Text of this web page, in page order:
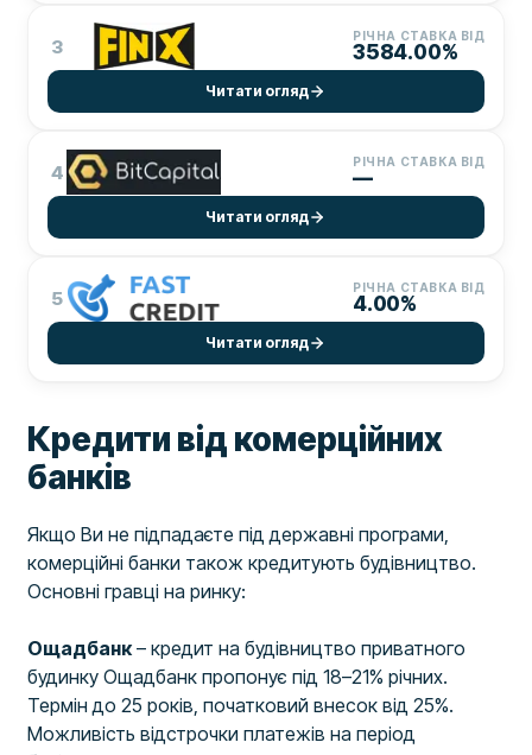
3 РІЧНА СТАВКА ВІД
3584.00%
Читати огляд
4 РІЧНА СТАВКА ВІД
—
Читати огляд
5 РІЧНА СТАВКА ВІД
4.00%
Читати огляд
Кредити від комерційних
банків
Якщо Ви не підпадаєте під державні програми,
комерційні банки також кредитують будівництво.
Основні гравці на ринку:
Ощадбанк– кредит на будівництво приватного
будинку Ощадбанк пропонує під 18–21% річних.
Термін до 25 років, початковий внесок від 25%.
Можливість відстрочки платежів на період